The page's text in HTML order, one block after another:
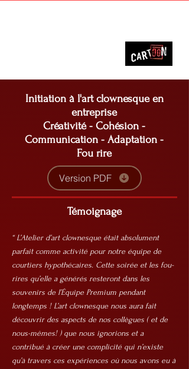
Initiation à l'art clownesque en
entreprise
Créativité - Cohésion -
Communication - Adaptation -
Fou rire
Version PDF
Témoignage
“ L’Atelier d’art clownesque était absolument
parfait comme activité pour notre équipe de
courtiers hypothécaires. Cette soirée et les fou-
rires qu’elle a générés resteront dans les
souvenirs de l’Équipe Premium pendant
longtemps ! L’art clownesque nous aura fait
découvrir des aspects de nos collègues ( et de
nous-mêmes! ) que nous ignorions et a
contribué à créer une complicité qui n’existe
qu’à travers ces expériences où nous avons eu à